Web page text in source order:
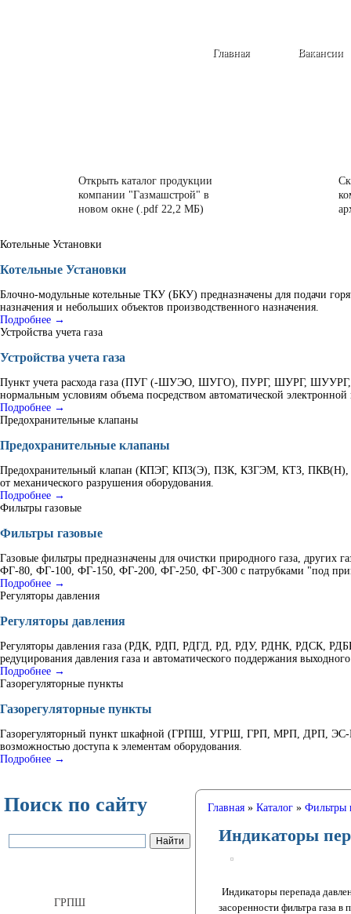
Вакансии
Главная
Открыть каталог продукции
компании "Газмашстрой" в
новом окне (.pdf 22,2 МБ)
Котельные Установки
Котельные Установки
Блочно-модульные котельные ТКУ (БКУ) предназначены для подачи
назначения и небольших объектов производственного назначения.
Подробнее →
Устройства учета газа
Устройства учета газа
Пункт учета расхода газа (ПУГ (-ШУЭО, ШУГО), ПУРГ, ШУРГ, ШУУРГ,
нормальным условиям объема посредством автоматической электронной
Подробнее →
Предохранительные клапаны
Предохранительные клапаны
Предохранительный клапан (КПЭГ, КПЗ(Э), ПЗК, КЗГЭМ, КТЗ, ПКВ(Н),
от механического разрушения оборудования.
Подробнее →
Фильтры газовые
Фильтры газовые
Газовые фильтры предназначены для очистки природного газа, других
ФГ-80, ФГ-100, ФГ-150, ФГ-200, ФГ-250, ФГ-300 с патрубками "под
Подробнее →
Регуляторы давления
Регуляторы давления
Регуляторы давления газа (РДК, РДП, РДГД, РД, РДУ, РДНК, РДСК,
редуцирования давления газа и автоматического поддержания
Подробнее →
Газорегуляторные пункты
Газорегуляторные пункты
Газорегуляторный пункт шкафной (ГРПШ, УГРШ, ГРП, МРП, ДРП, ЭС-
возможностью доступа к элементам оборудования.
Подробнее →
Поиск по сайту
ГРПШ
Главная» Каталог» Фильтры
Индикаторы
Индикаторы перепада
засоренности фильтра газа